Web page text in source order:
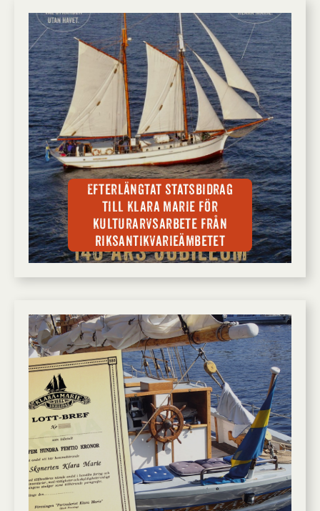
Efterlängtat statsbidrag
till Klara Marie för
kulturarvsarbete från
Riksantikvarieämbetet